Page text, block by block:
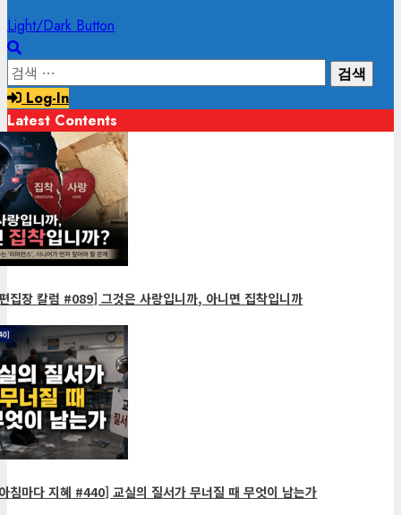
Light/Dark Button
검
색:Log-In
Latest Contents
장 칼럼 #089] 그것은 사랑입니까, 아니면 집착입니까
마다 지혜 #440] 교실의 질서가 무너질 때 무엇이 남는가